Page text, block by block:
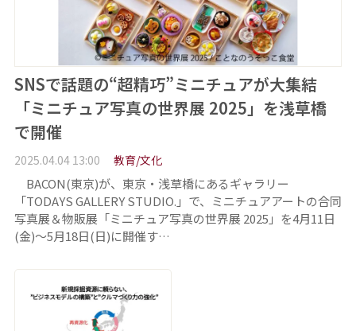
SNSで話題の“超精巧”ミニチュアが大集結
「ミニチュア写真の世界展 2025」を浅草橋
で開催
2025.04.04 13:00 教育/文化
BACON(東京)が、東京・浅草橋にあるギャラリー
「TODAYS GALLERY STUDIO.」で、ミニチュアアートの合同
写真展＆物販展「ミニチュア写真の世界展 2025」を4月11日
(金)～5月18日(日)に開催す…